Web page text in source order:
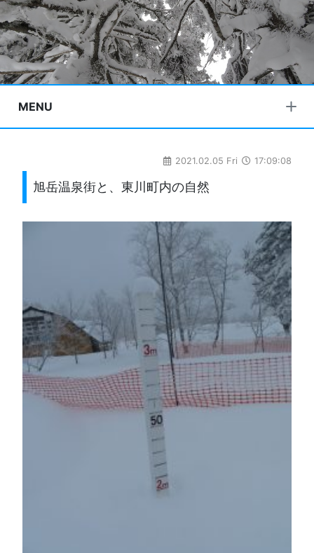
MENU
2021.02.05 Fri 17:09:08
旭岳温泉街と、東川町内の自然